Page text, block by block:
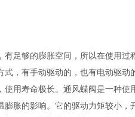
有足够的膨胀空间，所以在使用
，有手动驱动的，也有电动驱
用寿命极长。通风蝶阀是一种
胀的影响。它的驱动力矩较小，